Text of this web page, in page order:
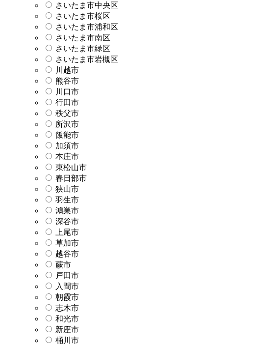
さいたま市中央区
さいたま市桜区
さいたま市浦和区
さいたま市南区
さいたま市緑区
さいたま市岩槻区
川越市
熊谷市
川口市
行田市
秩父市
所沢市
飯能市
加須市
本庄市
東松山市
春日部市
狭山市
羽生市
鴻巣市
深谷市
上尾市
草加市
越谷市
蕨市
戸田市
入間市
朝霞市
志木市
和光市
新座市
桶川市